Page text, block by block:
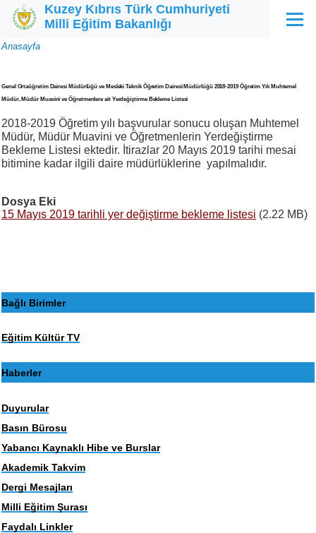
Ana içeriğe atla
Kuzey Kıbrıs Türk Cumhuriyeti
Milli Eğitim Bakanlığı
Menü
Sayfa
Anasayfa
Genel Ortaöğretim Dairesi Müdürlüğü ve Mesleki Teknik Öğretim Dairesi Müdürlüğü 2018-2019 Öğretim Yılı Muhtemel
Müdür, Müdür Muavini ve Öğretmenlere ait Yerdeğiştirme Bekleme Listesi
2018-2019 Öğretim yılı başvurular sonucu oluşan Muhtemel
Müdür, Müdür Muavini ve Öğretmenlerin Yerdeğiştirme
Bekleme Listesi ektedir. İtirazlar 20 Mayıs 2019 tarihi mesai
bitimine kadar ilgili daire müdürlüklerine yapılmalıdır.
Dosya Eki
15 Mayıs 2019 tarihli yer değiştirme bekleme listesi (2.22 MB)
Bağlı Birimler
Eğitim Kültür TV
Haberler
Duyurular
Basın Bürosu
Yabancı Kaynaklı Hibe ve Burslar
Akademik Takvim
Dergi Mesajları
Milli Eğitim Şurası
Faydalı Linkler